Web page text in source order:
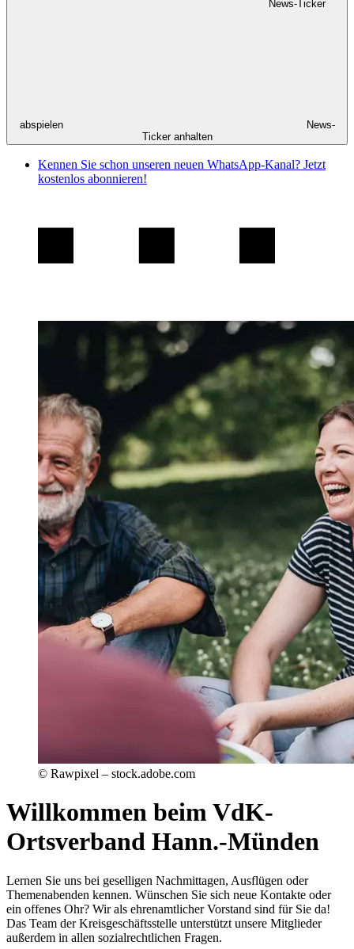
News-Ticker
abspielen
News-
Ticker anhalten
Kennen Sie schon unseren neuen WhatsApp-Kanal? Jetzt
kostenlos abonnieren!
© Rawpixel – stock.adobe.com
Willkommen beim VdK-
Ortsverband Hann.-Münden
Lernen Sie uns bei geselligen Nachmittagen, Ausflügen oder
Themenabenden kennen. Wünschen Sie sich neue Kontakte oder
ein offenes Ohr? Wir als ehrenamtlicher Vorstand sind für Sie da!
Das Team der Kreisgeschäftsstelle unterstützt unsere Mitglieder
außerdem in allen sozialrechtlichen Fragen.